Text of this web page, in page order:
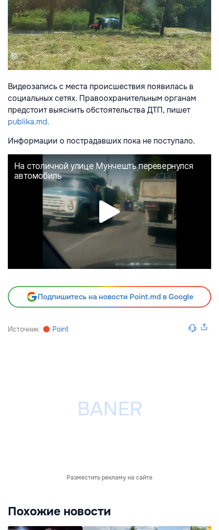
Видеозапись с места происшествия появилась в
социальных сетях. Правоохранительным органам
предстоит выяснить обстоятельства ДТП, пишет
publika.md.
Информации о пострадавших пока не поступало.
Подпишитесь на новости Point.md в Google
Источник Point
Разместить рекламу на сайте
Похожие новости